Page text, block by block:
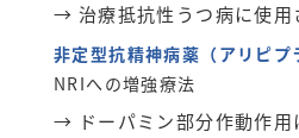
→ 治療抵抗性うつ病に使用
非定型抗精神病薬（アリピプ
NRIへの増強療法
→ ドーパミン部分作動作用